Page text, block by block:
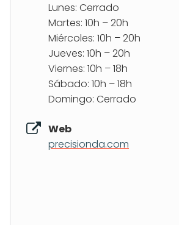
Lunes: Cerrado
Martes: 10h – 20h
Miércoles: 10h – 20h
Jueves: 10h – 20h
Viernes: 10h – 18h
Sábado: 10h – 18h
Domingo: Cerrado
Web
precisionda.com